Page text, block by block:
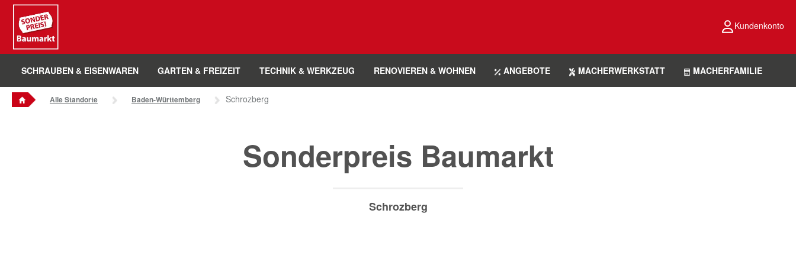
Sounder Preis Logo
Kundenkonto
SCHRAUBEN & EISENWAREN GARTEN & FREIZEIT TECHNIK & WERKZEUG RENOVIEREN & WOHNEN ANGEBOTE MACHERWERKSTATT MACHERFAMILIE
Alle Standorte Baden-Württemberg Schrozberg
Sonderpreis Baumarkt
Schrozberg